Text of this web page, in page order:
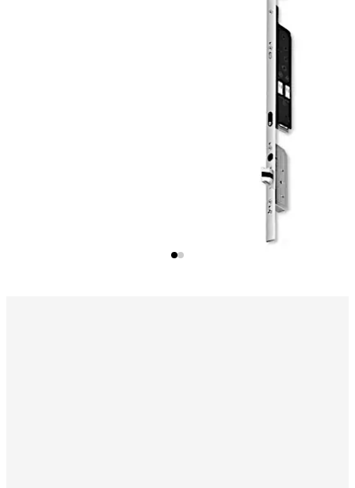
Move forward